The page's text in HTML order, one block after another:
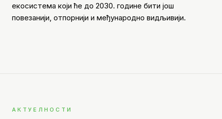
екосистема који ће до 2030. године бити још
повезанији, отпорнији и међународно видљивији.
АКТУЕЛНОСТИ